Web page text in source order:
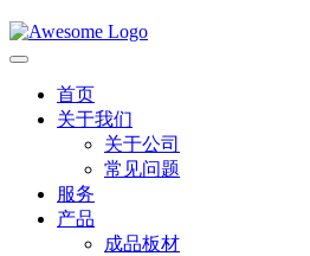
首页
关于我们
关于公司
常见问题
服务
产品
成品板材